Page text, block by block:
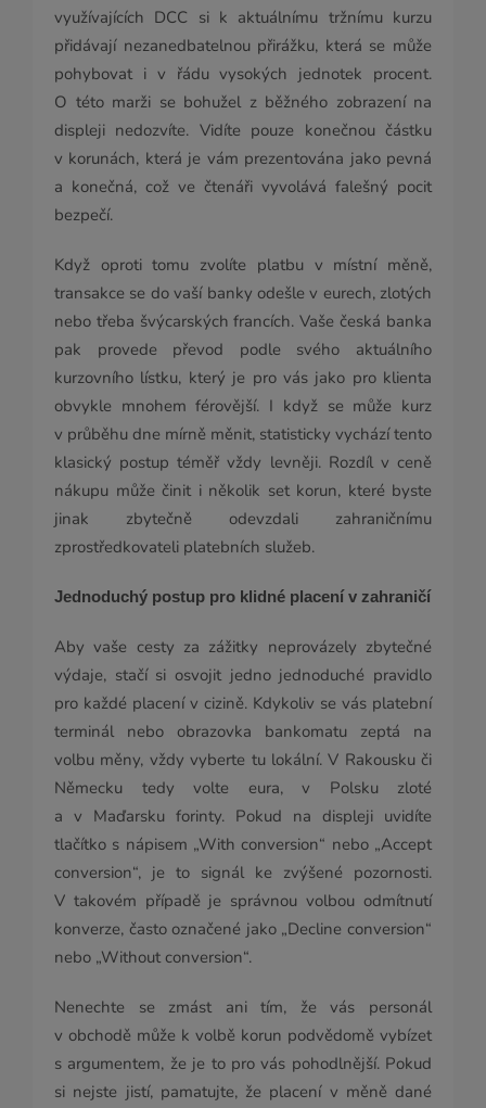
využívajících DCC si k aktuálnímu tržnímu kurzu
přidávají nezanedbatelnou přirážku, která se může
pohybovat i v řádu vysokých jednotek procent.
O této marži se bohužel z běžného zobrazení na
displeji nedozvíte. Vidíte pouze konečnou částku
v korunách, která je vám prezentována jako pevná
a konečná, což ve čtenáři vyvolává falešný pocit
bezpečí.
Když oproti tomu zvolíte platbu v místní měně,
transakce se do vaší banky odešle v eurech, zlotých
nebo třeba švýcarských francích. Vaše česká banka
pak provede převod podle svého aktuálního
kurzovního lístku, který je pro vás jako pro klienta
obvykle mnohem férovější. I když se může kurz
v průběhu dne mírně měnit, statisticky vychází tento
klasický postup téměř vždy levněji. Rozdíl v ceně
nákupu může činit i několik set korun, které byste
jinak zbytečně odevzdali zahraničnímu
zprostředkovateli platebních služeb.
Jednoduchý postup pro klidné placení v zahraničí
Aby vaše cesty za zážitky neprovázely zbytečné
výdaje, stačí si osvojit jedno jednoduché pravidlo
pro každé placení v cizině. Kdykoliv se vás platební
terminál nebo obrazovka bankomatu zeptá na
volbu měny, vždy vyberte tu lokální. V Rakousku či
Německu tedy volte eura, v Polsku zloté
a v Maďarsku forinty. Pokud na displeji uvidíte
tlačítko s nápisem „With conversion“ nebo „Accept
conversion“, je to signál ke zvýšené pozornosti.
V takovém případě je správnou volbou odmítnutí
konverze, často označené jako „Decline conversion“
nebo „Without conversion“.
Nenechte se zmást ani tím, že vás personál
v obchodě může k volbě korun podvědomě vybízet
s argumentem, že je to pro vás pohodlnější. Pokud
si nejste jistí, pamatujte, že placení v měně dané